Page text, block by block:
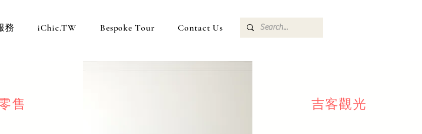
務 iChic.TW Bespoke Tour Contact Us
售 ​吉客觀光